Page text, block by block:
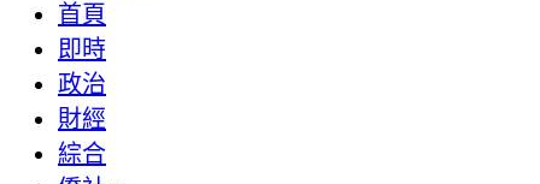
首頁
即時
政治
財經
綜合